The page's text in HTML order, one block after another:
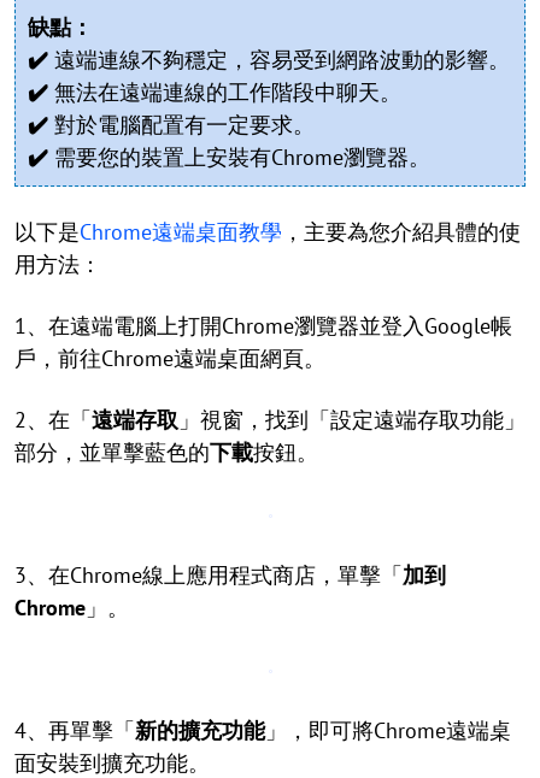
缺點：
✔️ 遠端連線不夠穩定，容易受到網路波動的影響。
✔️ 無法在遠端連線的工作階段中聊天。
✔️ 對於電腦配置有一定要求。
✔️ 需要您的裝置上安裝有Chrome瀏覽器。
以下是Chrome遠端桌面教學 ，主要為您介紹具體的使
用方法：
1、在遠端電腦上打開Chrome瀏覽器並登入Google帳
戶，前往Chrome遠端桌面網頁。
2、在「遠端存取 」視窗，找到「設定遠端存取功能」
部分，並單擊藍色的下載按鈕。
3、在Chrome線上應用程式商店，單擊「加到
Chrome 」。
4、再單擊「新的擴充功能」，即可將Chrome遠端桌
面安裝到擴充功能。